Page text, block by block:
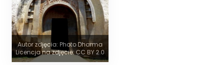
Autor zdjęcia: Photo Dharma
Licencja na zdjęcie: CC BY 2.0